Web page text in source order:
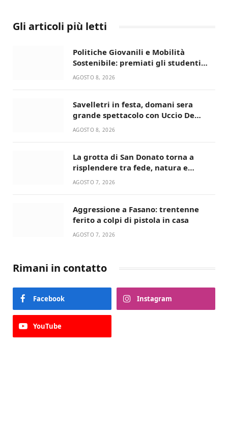
Gli articoli più letti
Politiche Giovanili e Mobilità
Sostenibile: premiati gli studenti
universitari del bando “La strada
AGOSTO 8, 2026
Savelletri in festa, domani sera
grande spettacolo con Uccio De
Santis
AGOSTO 8, 2026
La grotta di San Donato torna a
risplendere tra fede, natura e
devozione
AGOSTO 7, 2026
Aggressione a Fasano: trentenne
ferito a colpi di pistola in casa
AGOSTO 7, 2026
Rimani in contatto
Facebook Instagram
YouTube